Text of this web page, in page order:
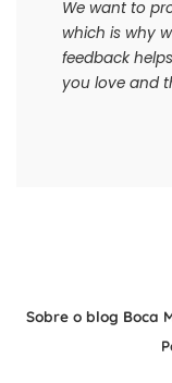
We want to
which is why
feedback
you love and
Sobre o blog Boca